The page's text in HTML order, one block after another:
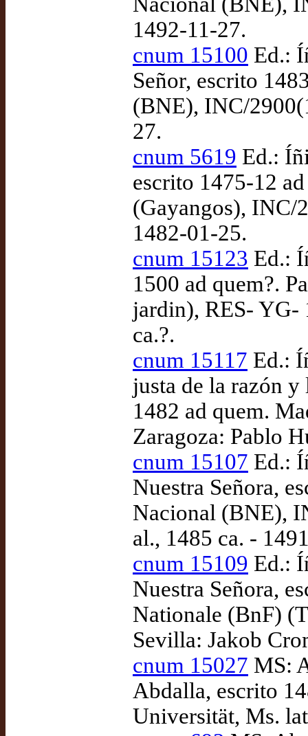
1492-11-27.
cnum 15100 Ed.:
Señor, escrito
(BNE), INC/
27.
cnum 5619 Ed.:
escrito 1475-12
(Gayangos), INC/
1482-01-25.
cnum 15123 Ed.:
1500 ad quem?.
jardin), RES- YG-
ca.?.
cnum 15117 Ed.:
justa de la razón
1482 ad quem.
Zaragoza: Pablo
cnum 15107 Ed.:
Nuestra Señora,
Nacional (BNE),
al., 1485 ca. -
cnum 15109 Ed.:
Nuestra Señora,
Nationale (BnF)
Sevilla: Jakob
cnum 15027 MS:
Abdalla, escrito
Universität, Ms.